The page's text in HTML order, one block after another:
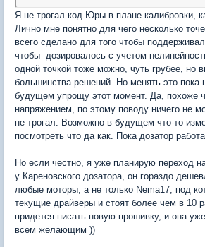
Я не трогал код Юры в плане калибровки,
Лично мне понятно для чего несколько
всего сделано для того чтобы
чтобы дозировалось с учетом
одной точкой тоже можно, чуть грубее, но
большинства решений. Но менять это пока
будущем упрощу этот момент. Да, похоже
напряжением, по этому поводу ничего не
не трогал. Возможно в будущем что-то
посмотреть что да как. Пока дозатор
Но если честно, я уже планирую переход
у Кареновского дозатора, он гораздо
любые моторы, а не только Nema17, под
текущие драйверы и стоят более чем в 10
придется писать новую прошивку, и она
всем желающим ))